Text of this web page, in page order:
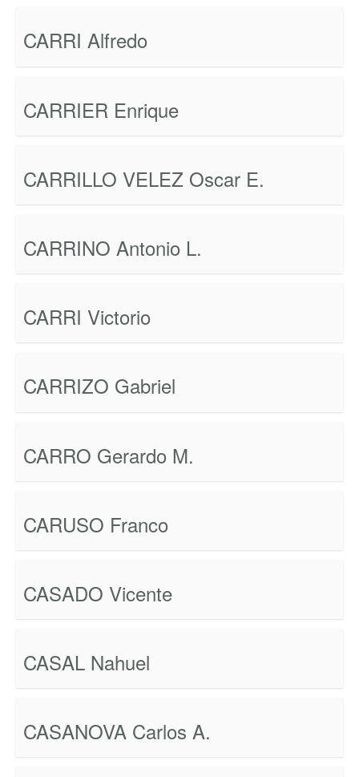
CARRI Alfredo
CARRIER Enrique
CARRILLO VELEZ Oscar E.
CARRINO Antonio L.
CARRI Victorio
CARRIZO Gabriel
CARRO Gerardo M.
CARUSO Franco
CASADO Vicente
CASAL Nahuel
CASANOVA Carlos A.